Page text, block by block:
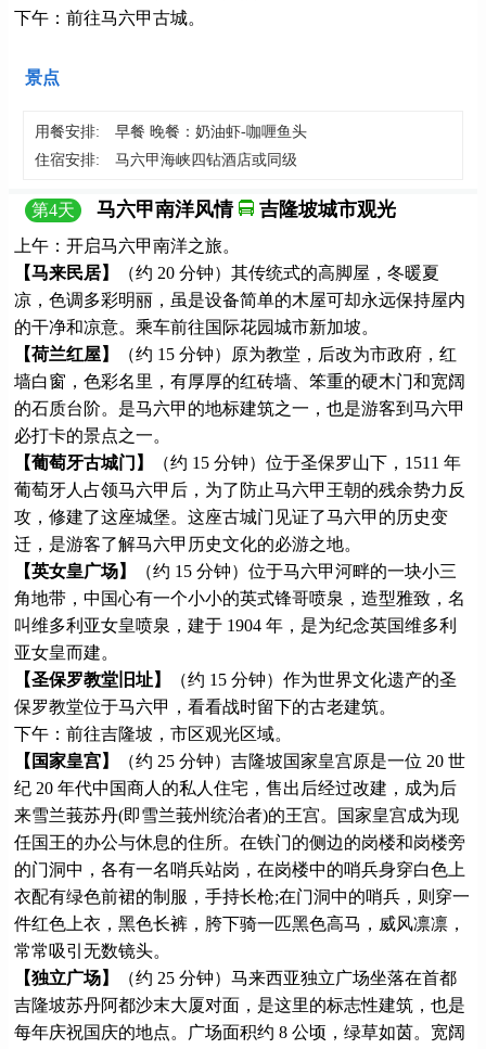
下午：前往马六甲古城。
景点
用餐安排:
早餐 晚餐：奶油虾-咖喱鱼头
住宿安排:
马六甲海峡四钻酒店或同级
第4天 马六甲南洋风情 吉隆坡城市观光
上午：开启马六甲南洋之旅。
【马来民居】
（约 20 分钟）其传统式的高脚屋，冬暖夏
凉，色调多彩明丽，虽是设备简单的木屋可却永远保持屋内
的干净和凉意。乘车前往国际花园城市新加坡。
【荷兰红屋】
（约 15 分钟）原为教堂，后改为市政府，红
墙白窗，色彩名里，有厚厚的红砖墙、笨重的硬木门和宽阔
的石质台阶。是马六甲的地标建筑之一，也是游客到马六甲
必打卡的景点之一。
【葡萄牙古城门】
（约 15 分钟）位于圣保罗山下，1511 年
葡萄牙人占领马六甲后，为了防止马六甲王朝的残余势力反
攻，修建了这座城堡。这座古城门见证了马六甲的历史变
迁，是游客了解马六甲历史文化的必游之地。
【英女皇广场】
（约 15 分钟）位于马六甲河畔的一块小三
角地带，中国心有一个小小的英式锋哥喷泉，造型雅致，名
叫维多利亚女皇喷泉，建于 1904 年，是为纪念英国维多利
亚女皇而建。
【圣保罗教堂旧址】
（约 15 分钟）作为世界文化遗产的圣
保罗教堂位于马六甲，看看战时留下的古老建筑。
下午：前往吉隆坡，市区观光区域。
【国家皇宫】
（约 25 分钟）吉隆坡国家皇宫原是一位 20 世
纪 20 年代中国商人的私人住宅，售出后经过改建，成为后
来雪兰莪苏丹(即雪兰莪州统治者)的王宫。国家皇宫成为现
任国王的办公与休息的住所。在铁门的侧边的岗楼和岗楼旁
的门洞中，各有一名哨兵站岗，在岗楼中的哨兵身穿白色上
衣配有绿色前裙的制服，手持长枪;在门洞中的哨兵，则穿一
件红色上衣，黑色长裤，胯下骑一匹黑色高马，威风凛凛，
常常吸引无数镜头。
【独立广场】
（约 25 分钟）马来西亚独立广场坐落在首都
吉隆坡苏丹阿都沙末大厦对面，是这里的标志性建筑，也是
每年庆祝国庆的地点。广场面积约 8 公顷，绿草如茵。宽阔